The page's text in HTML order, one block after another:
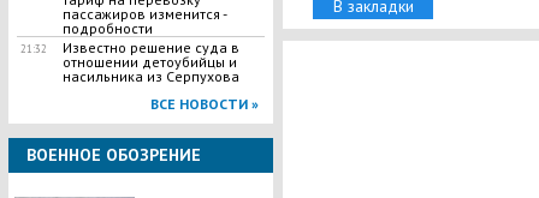
пассажиров изменится -
подробности
21:32
Известно решение суда в
отношении детоубийцы и
насильника из Серпухова
ВСЕ НОВОСТИ »
ВОЕННОЕ ОБОЗРЕНИЕ
В закладки